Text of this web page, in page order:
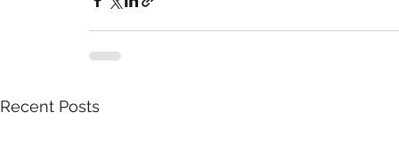
Recent Posts